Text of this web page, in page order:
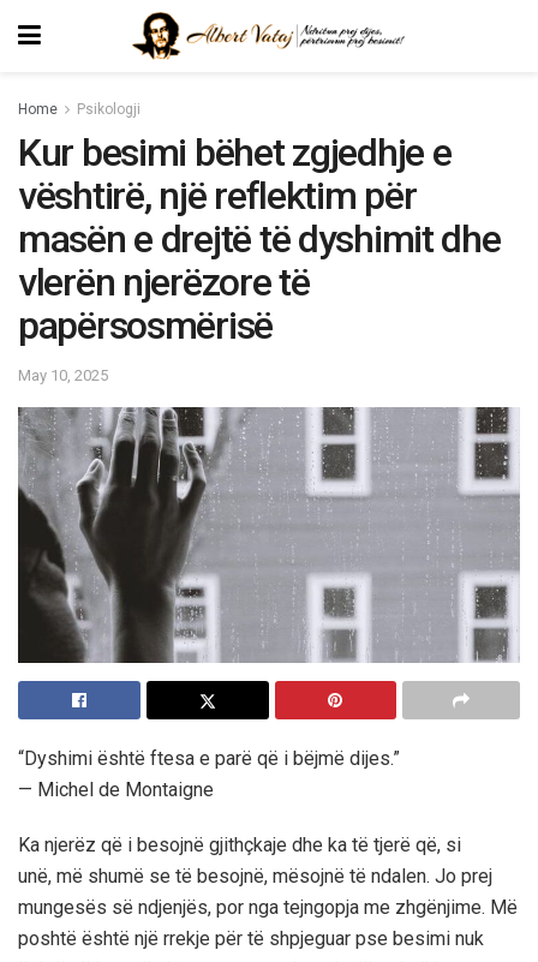
Home Psikologji
Kur besimi bëhet zgjedhje e
vështirë, një reflektim për
masën e drejtë të dyshimit dhe
vlerën njerëzore të
papërsosmërisë
May 10, 2025
“Dyshimi është ftesa e parë që i bëjmë dijes.”
— Michel de Montaigne
Ka njerëz që i besojnë gjithçkaje dhe ka të tjerë që, si
unë, më shumë se të besojnë, mësojnë të ndalen. Jo prej
mungesës së ndjenjës, por nga tejngopja me zhgënjime. Më
poshtë është një rrekje për të shpjeguar pse besimi nuk